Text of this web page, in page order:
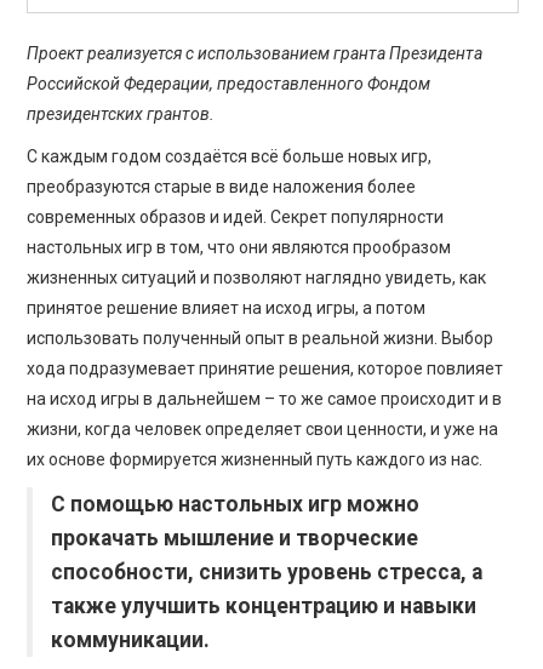
Проект реализуется с использованием гранта Президента
Российской Федерации, предоставленного Фондом
президентских грантов.
С каждым годом создаётся всё больше новых игр,
преобразуются старые в виде наложения более
современных образов и идей. Секрет популярности
настольных игр в том, что они являются прообразом
жизненных ситуаций и позволяют наглядно увидеть, как
принятое решение влияет на исход игры, а потом
использовать полученный опыт в реальной жизни. Выбор
хода подразумевает принятие решения, которое повлияет
на исход игры в дальнейшем – то же самое происходит и в
жизни, когда человек определяет свои ценности, и уже на
их основе формируется жизненный путь каждого из нас.
С помощью настольных игр можно
прокачать мышление и творческие
способности, снизить уровень стресса, а
также улучшить концентрацию и навыки
коммуникации.